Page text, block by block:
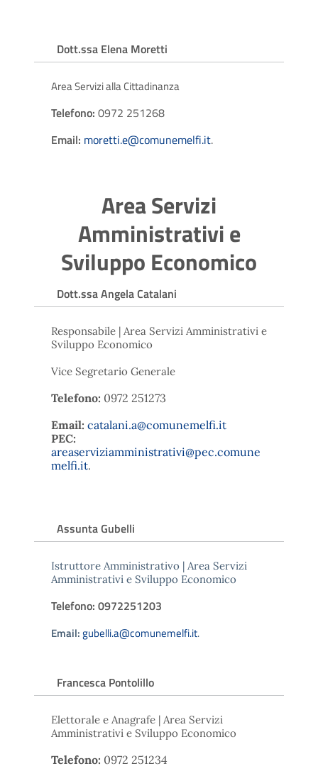
Dott.ssa Elena Moretti
Area Servizi alla Cittadinanza
Telefono: 0972 251268
Email: moretti.e@comunemelfi.it.
Area Servizi
Amministrativi e
Sviluppo Economico
Dott.ssa Angela Catalani
Responsabile | Area Servizi Amministrativi e
Sviluppo Economico
Vice Segretario Generale
Telefono: 0972 251273
Email: catalani.a@comunemelfi.it
PEC:
areaserviziamministrativi@pec.comune
melfi.it.
Assunta Gubelli
Istruttore Amministrativo | Area Servizi
Amministrativi e Sviluppo Economico
Telefono: 0972251203
Email:gubelli.a@comunemelfi.it.
Francesca Pontolillo
Elettorale e Anagrafe | Area Servizi
Amministrativi e Sviluppo Economico
Telefono: 0972 251234